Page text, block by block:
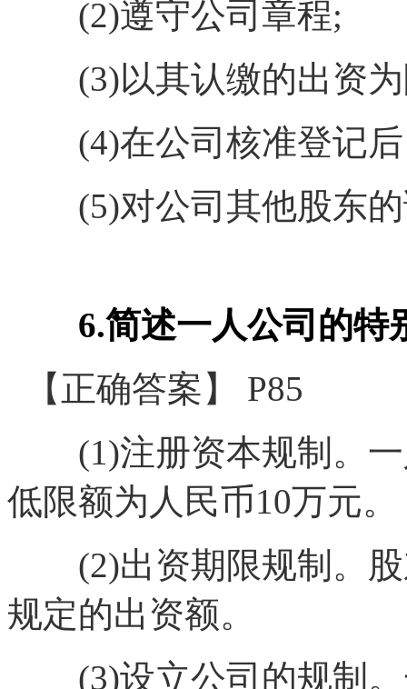
(2)遵守公司章程;
(3)以其认缴的出资为
(4)在公司核准登记后
(5)对公司其他股东的
6.简述一人公司的特
【正确答案】 P85
(1)注册资本规制。一
低限额为人民币10万元。
(2)出资期限规制。股
规定的出资额。
(3)设立公司的规制。